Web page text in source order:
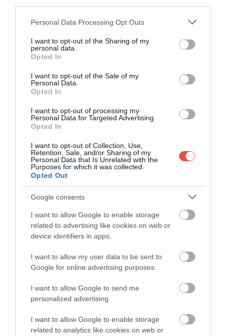
Please note that this website/app uses one or more Google
not limited to your visit or usage behaviour. You may click to
grant or deny consent to Google and its third-party tags to
use your data for below specified purposes in below Google
consent section.
Personal Data Processing Opt Outs
I want to opt-out of the Sharing of my
personal data.
Opted In
I want to opt-out of the Sale of my
Personal Data.
Opted In
I want to opt-out of processing my
Personal Data for Targeted Advertising.
Opted In
I want to opt-out of Collection, Use,
Retention, Sale, and/or Sharing of my
Personal Data that Is Unrelated with the
Purposes for which it was collected.
Opted Out
Google consents
I want to allow Google to enable storage
related to advertising like cookies on web or
device identifiers in apps.
I want to allow my user data to be sent to
Google for online advertising purposes.
I want to allow Google to send me
personalized advertising.
I want to allow Google to enable storage
related to analytics like cookies on web or
Fotó: Kit (formerly ConvertKit), Unsplash
Ahhoz, hogy a tészta íze igazán érvényesülni tudjon,
muszáj hosszú ideig, lassan keleszteni. Ideális
letakarva – pihentetni szobahőmérsékleten. Ezidő
alatt a gluténszerkezetben beindul az érési
és savak kioldódnak, az élesztő pedig lassan, de
biztosan végzi a dolgát. Fontos részlet azonban,
kevesebb élesztőre van szükségünk.
4. A NYÚJTÁS